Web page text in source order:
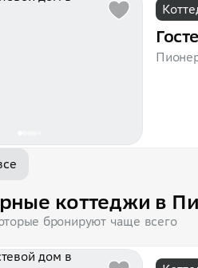
коттеджи в
бронируют чаще всего